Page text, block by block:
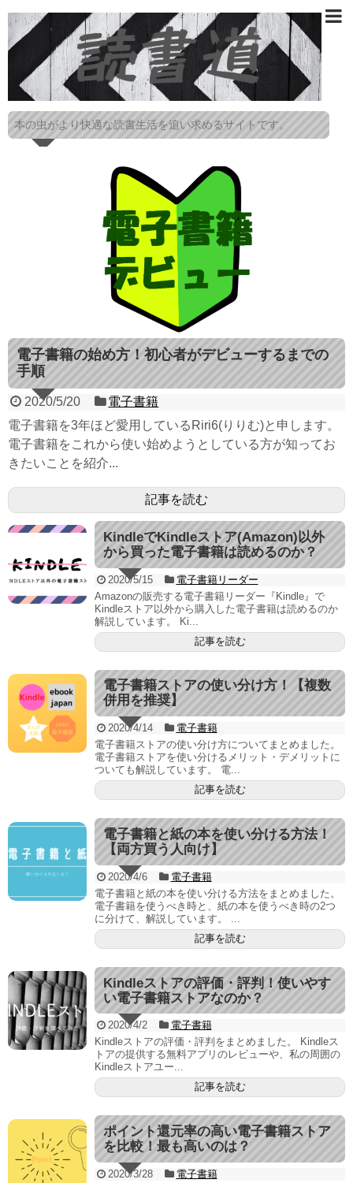
本の虫がより快適な読書生活を追い求めるサイトです。
電子書籍の始め方！初心者がデビューするまでの
手順
2020/5/20
電子書籍
電子書籍を3年ほど愛用しているRiri6(りりむ)と申します。
電子書籍をこれから使い始めようとしている方が知ってお
きたいことを紹介...
記事を読む
KindleでKindleストア(Amazon)以外
から買った電子書籍は読めるのか？
2020/5/15
電子書籍リーダー
Amazonの販売する電子書籍リーダー『Kindle』で
Kindleストア以外から購入した電子書籍は読めるのか
解説しています。 Ki...
記事を読む
電子書籍ストアの使い分け方！【複数
併用を推奨】
2020/4/14
電子書籍
電子書籍ストアの使い分け方についてまとめました。
電子書籍ストアを使い分けるメリット・デメリットに
ついても解説しています。 電...
記事を読む
電子書籍と紙の本を使い分ける方法！
【両方買う人向け】
2020/4/6
電子書籍
電子書籍と紙の本を使い分ける方法をまとめました。
電子書籍を使うべき時と、紙の本を使うべき時の2つ
に分けて、解説しています。 ...
記事を読む
Kindleストアの評価・評判！使いやす
い電子書籍ストアなのか？
2020/4/2
電子書籍
Kindleストアの評価・評判をまとめました。 Kindleス
トアの提供する無料アプリのレビューや、私の周囲の
Kindleストアユー...
記事を読む
ポイント還元率の高い電子書籍ストア
を比較！最も高いのは？
2020/3/28
電子書籍